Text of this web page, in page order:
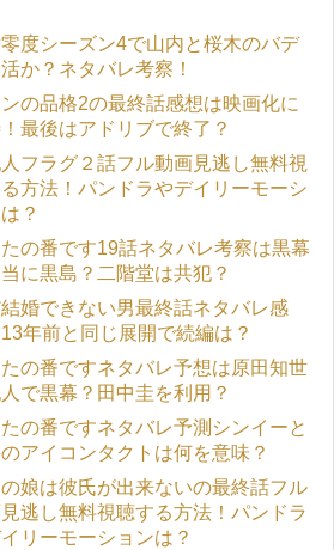
度シーズン4で山内と桜木のバデ
か？ネタバレ考察！
の品格2の最終話感想は映画化に
最後はアドリブで終了？
フラグ２話フル動画見逃し無料視
方法！パンドラやデイリーモーシ
？
の番です19話ネタバレ考察は黒幕
に黒島？二階堂は共犯？
結婚できない男最終話ネタバレ感
年前と同じ展開で続編は？
の番ですネタバレ予想は原田知世
で黒幕？田中圭を利用？
の番ですネタバレ予測シンイーと
アイコンタクトは何を意味？
娘は彼氏が出来ないの最終話フル
逃し無料視聴する方法！パンドラ
リーモーションは？